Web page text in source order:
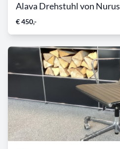
Alava Drehstuhl von Nurus
€ 450,-